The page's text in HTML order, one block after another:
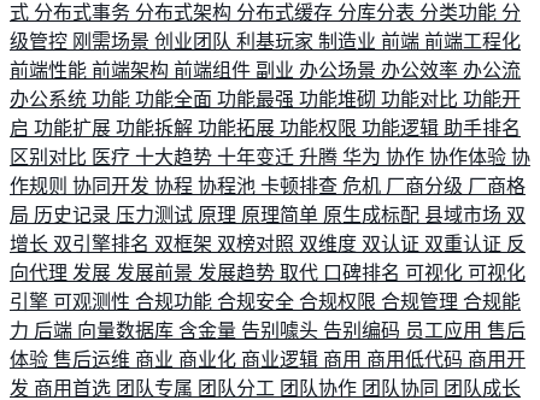
式 分布式事务 分布式架构 分布式缓存 分库分表 分类功能 分
级管控 刚需场景 创业团队 利基玩家 制造业 前端 前端工程化
前端性能 前端架构 前端组件 副业 办公场景 办公效率 办公流
办公系统 功能 功能全面 功能最强 功能堆砌 功能对比 功能开
启 功能扩展 功能拆解 功能拓展 功能权限 功能逻辑 助手排名
区别对比 医疗 十大趋势 十年变迁 升腾 华为 协作 协作体验 协
作规则 协同开发 协程 协程池 卡顿排查 危机 厂商分级 厂商格
局 历史记录 压力测试 原理 原理简单 原生成标配 县域市场 双
增长 双引擎排名 双框架 双榜对照 双维度 双认证 双重认证 反
向代理 发展 发展前景 发展趋势 取代 口碑排名 可视化 可视化
引擎 可观测性 合规功能 合规安全 合规权限 合规管理 合规能
力 后端 向量数据库 含金量 告别噱头 告别编码 员工应用 售后
体验 售后运维 商业 商业化 商业逻辑 商用 商用低代码 商用开
发 商用首选 团队专属 团队分工 团队协作 团队协同 团队成长